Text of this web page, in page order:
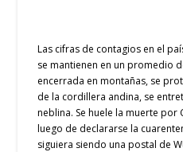
Las cifras de contagios en el
se mantienen en un promedio
encerrada en montañas, se
de la cordillera andina, se
neblina. Se huele la muerte por
luego de declararse la
siguiera siendo una postal de